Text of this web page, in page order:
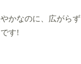
かなのに、広がらず
す!